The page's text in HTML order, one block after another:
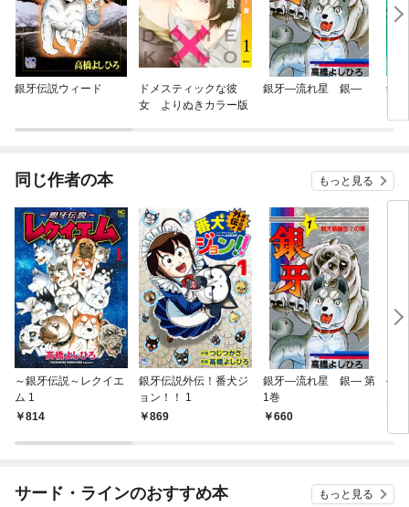
銀牙伝説ウィード
ドメスティックな彼
女 よりぬきカラー版
銀牙—流れ星 銀—
銀
同じ作者の本 もっと見る
～銀牙伝説～レクイエ
ム 1
814
銀牙伝説外伝！番犬ジ
ョン！！ 1
869
銀牙―流れ星 銀― 第
1巻
660
―甲
サード・ラインのおすすめ本 もっと見る